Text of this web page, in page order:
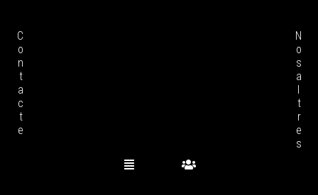
Contacte Nosaltres